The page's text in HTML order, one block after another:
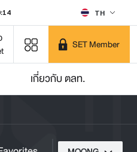
TH
SET Member
เกี่ยวกับ ตลท.